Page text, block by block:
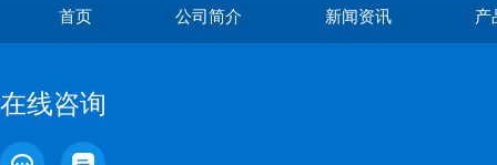
首页 公司简介 新闻资讯 产
在线咨询